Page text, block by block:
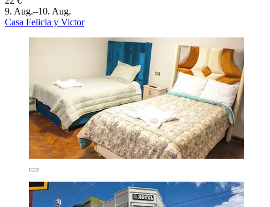
9. Aug.–10. Aug.
Casa Felicia y Victor